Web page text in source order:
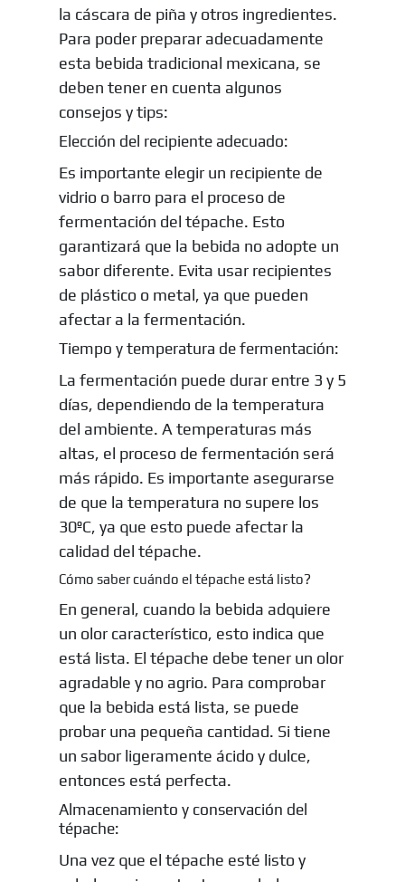
la cáscara de piña y otros ingredientes.
Para poder preparar adecuadamente
esta bebida tradicional mexicana, se
deben tener en cuenta algunos
consejos y tips:
Elección del recipiente adecuado:
Es importante elegir un recipiente de
vidrio o barro para el proceso de
fermentación del tépache. Esto
garantizará que la bebida no adopte un
sabor diferente. Evita usar recipientes
de plástico o metal, ya que pueden
afectar a la fermentación.
Tiempo y temperatura de fermentación:
La fermentación puede durar entre 3 y 5
días, dependiendo de la temperatura
del ambiente. A temperaturas más
altas, el proceso de fermentación será
más rápido. Es importante asegurarse
de que la temperatura no supere los
30ºC, ya que esto puede afectar la
calidad del tépache.
Cómo saber cuándo el tépache está listo?
En general, cuando la bebida adquiere
un olor característico, esto indica que
está lista. El tépache debe tener un olor
agradable y no agrio. Para comprobar
que la bebida está lista, se puede
probar una pequeña cantidad. Si tiene
un sabor ligeramente ácido y dulce,
entonces está perfecta.
Almacenamiento y conservación del
tépache:
Una vez que el tépache esté listo y